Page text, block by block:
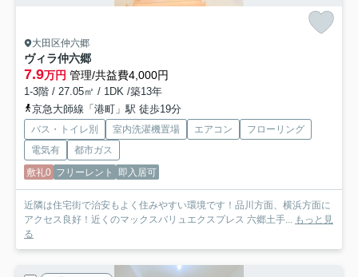
大田区仲六郷
ヴィラ仲六郷
7.9万円 管理/共益費4,000円
1-3階 / 27.05㎡ / 1DK /築13年
京急大師線「港町」駅 徒歩19分
バス・トイレ別 室内洗濯機置場 エアコン
フローリング
電気有
都市ガス
敷礼0 フリーレント 即入居可
近隣は住宅街で治安もよく住みやすい環境です！品川方面、横浜方面に
アクセス良好！近くのマックスバリュエクスプレス 六郷土手... もっと見
る